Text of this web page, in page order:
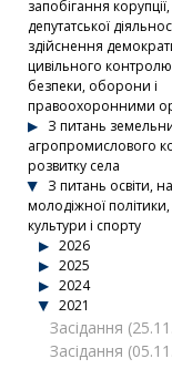
запобігання
депутатської
здійснення
цивільного
безпеки, оборони і
правоохоронними
З питань
агропромислового
розвитку села
З питань освіти,
молодіжної
культури і спорту
2026
2025
2024
2021
Засідання
Засідання